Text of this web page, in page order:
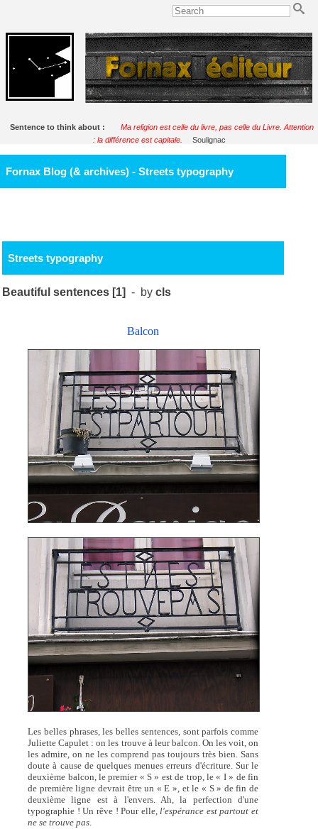
Sentence to think about :
Ma religion est celle du livre, pas celle du Livre. Attention
: la différence est capitale.
Soulignac
Fornax Blog (& archives) - Streets typography
Streets typography
Beautiful sentences [1] - bycls
Balcon
Les belles phrases, les belles sentences, sont parfois comme
Juliette Capulet : on les trouve à leur balcon. On les voit, on
les admire, on ne les comprend pas toujours très bien. Sans
doute à cause de quelques menues erreurs d'écriture. Sur le
deuxième balcon, le premier « S » est de trop, le « I » de fin
de première ligne devrait être un « E », et le « S » de fin de
deuxième ligne est à l'envers. Ah, la perfection d'une
typographie ! Un rêve ! Pour elle,l'espérance est partout et
ne se trouve pas.